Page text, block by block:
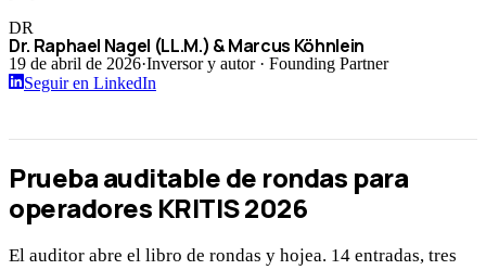
DR
Dr. Raphael Nagel (LL.M.) & Marcus Köhnlein
19 de abril de 2026·Inversor y autor · Founding Partner
Seguir en LinkedIn
Prueba auditable de rondas para
operadores KRITIS 2026
El auditor abre el libro de rondas y hojea. 14 entradas, tres